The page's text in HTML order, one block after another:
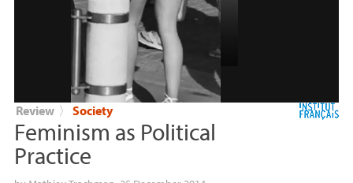
Review 〉 Society
Feminism as Political
Practice